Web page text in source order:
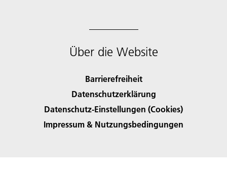
Über die Website
Barrierefreiheit
Datenschutzerklärung
Datenschutz-Einstellungen (Cookies)
Impressum & Nutzungsbedingungen